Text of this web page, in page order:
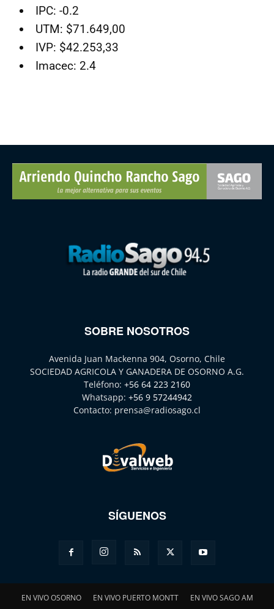
IPC: -0.2
UTM: $71.649,00
IVP: $42.253,33
Imacec: 2.4
SOBRE NOSOTROS
Avenida Juan Mackenna 904, Osorno, Chile
SOCIEDAD AGRICOLA Y GANADERA DE OSORNO A.G.
Teléfono: +56 64 223 2160
Whatsapp: +56 9 57244942
Contacto: prensa@radiosago.cl
SÍGUENOS
EN VIVO OSORNO EN VIVO PUERTO MONTT EN VIVO SAGO AM